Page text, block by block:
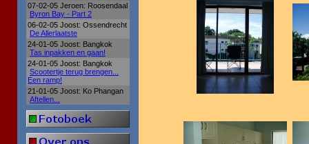
07-02-05 Jeroen: Roosendaal
Byron Bay - Part 2
06-02-05 Joost: Ossendrecht
De Allerlaatste
24-01-05 Joost: Bangkok
Tas inpakken en gaan!
24-01-05 Joost: Bangkok
Scootertje terug brengen...
Een ramp!
21-01-05 Joost: Ko Phangan
Aftellen...